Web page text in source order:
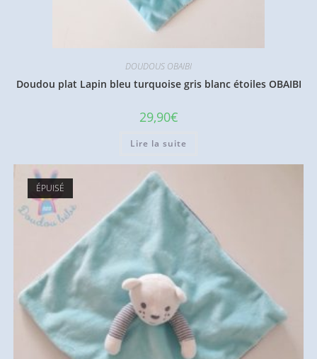
DOUDOUS OBAIBI
Doudou plat Lapin bleu turquoise gris blanc étoiles OBAIBI
29,90€
Lire la suite
ÉPUISÉ